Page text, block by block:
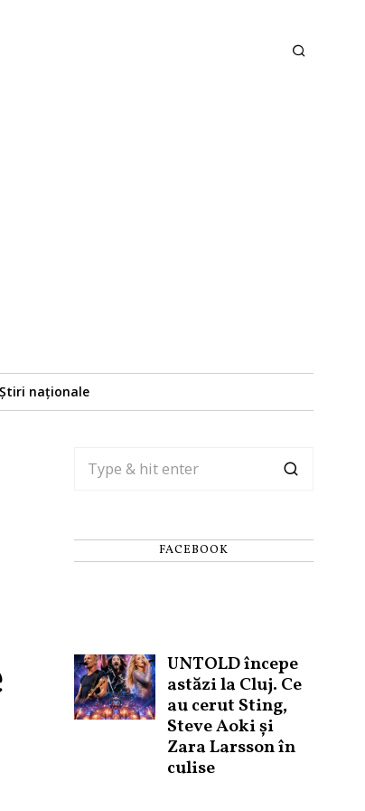
Știri naționale
FACEBOOK
UNTOLD începe
astăzi la Cluj. Ce
au cerut Sting,
Steve Aoki și
Zara Larsson în
culise